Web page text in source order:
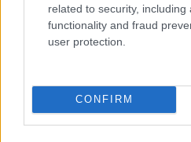
related to security, including
functionality and fraud
user protection.
CONFIRM
Azt hittem, hogy annyi
hétvégén, aztán mégse
alvásból jó sok jutott, és
szorult (vagy legalábbis